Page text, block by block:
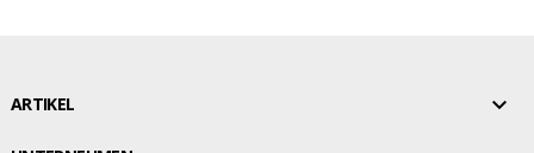
ARTIKEL 